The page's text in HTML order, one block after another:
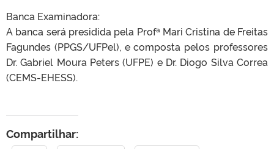
Banca Examinadora:
A banca será presidida pela Profª Mari Cristina de Freitas
Fagundes (PPGS/UFPel), e composta pelos professores
Dr. Gabriel Moura Peters (UFPE) e Dr. Diogo Silva Correa
(CEMS-EHESS).
Compartilhar: